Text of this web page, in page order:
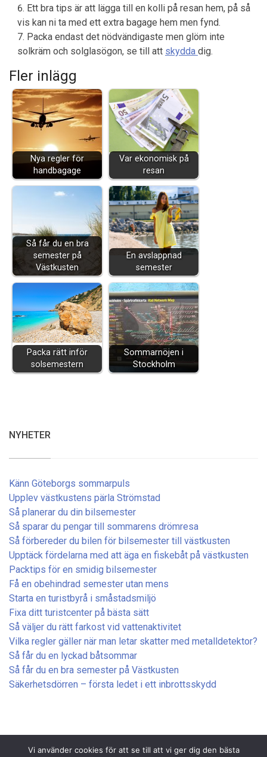
Ett bra tips är att lägga till en kolli på resan hem, på så
vis kan ni ta med ett extra bagage hem men fynd.
Packa endast det nödvändigaste men glöm inte
solkräm och solglasögon, se till att skydda dig.
Fler inlägg
Nya regler för
handbagage
Var ekonomisk på
resan
Så får du en bra
semester på
Västkusten
En avslappnad
semester
Packa rätt inför
solsemestern
Sommarnöjen i
Stockholm
NYHETER
Känn Göteborgs sommarpuls
Upplev västkustens pärla Strömstad
Så planerar du din bilsemester
Så sparar du pengar till sommarens drömresa
Så förbereder du bilen för bilsemester till västkusten
Upptäck fördelarna med att äga en fiskebåt på västkusten
Packtips för en smidig bilsemester
Få en obehindrad semester utan mens
Starta en turistbyrå i småstadsmiljö
Fixa ditt turistcenter på bästa sätt
Så väljer du rätt farkost vid vattenaktivitet
Vilka regler gäller när man letar skatter med metalldetektor?
Så får du en lyckad båtsommar
Så får du en bra semester på Västkusten
Säkerhetsdörren – första ledet i ett inbrottsskydd
Vi använder cookies för att se till att vi ger dig den bästa